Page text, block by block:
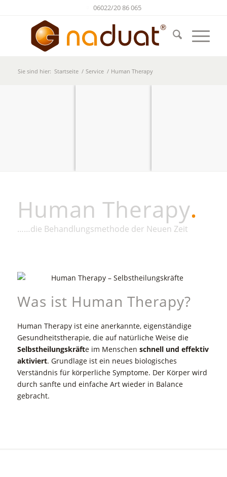
06022/20 86 065
Sie sind hier: Startseite / Service / Human Therapy
Human Therapy.
……die Behandlungsmethode der Neuen Zeit
Was ist Human Therapy?
Human Therapy ist eine anerkannte, eigenständige
Gesundheitstherapie, die auf natürliche Weise die
Selbstheilungskräfte im Menschen schnell und effektiv
aktiviert. Grundlage ist ein neues biologisches
Verständnis für körperliche Symptome. Der Körper wird
durch sanfte und einfache Art wieder in Balance
gebracht.